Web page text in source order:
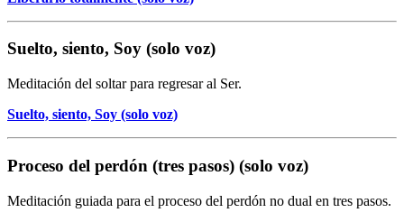
Suelto, siento, Soy (solo voz)
Meditación del soltar para regresar al Ser.
Suelto, siento, Soy (solo voz)
Proceso del perdón (tres pasos) (solo voz)
Meditación guiada para el proceso del perdón no dual en tres pasos.